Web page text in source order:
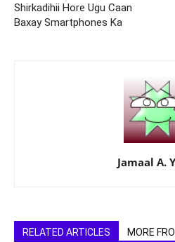
Shirkadihii Hore Ugu Caan
Baxay Smartphones Ka
Jamaal A.
RELATED ARTICLES MORE